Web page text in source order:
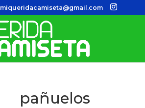
miqueridacamiseta@gmail.com
pañuelos